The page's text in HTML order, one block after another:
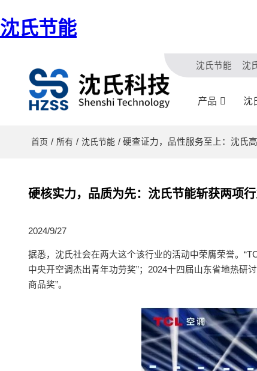
沈氏节能
沈氏节能 沈
产品 沈
首页 / 所有 / 沈氏节能 / 硬查证力，品性服务至上：沈氏
硬核实力，品质为先：沈氏节能斩获两项
2024/9/27
据悉，沈氏社会在两大这个该行业的活动中荣膺荣誉。
中央开空调杰出青年功劳奖”；2024十四届山东省地热研
商品奖”。